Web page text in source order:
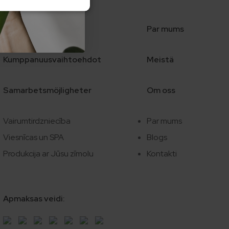
Sadarbības iespējas
Kumppanuusvaihtoehdot
Samarbetsmöjligheter
Vairumtirdzniecība
Viesnīcas un SPA
Produkcija ar Jūsu zīmolu
Apmaksas veidi:
Par mums
Meistä
Om oss
Par mums
Blogs
Kontakti